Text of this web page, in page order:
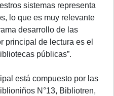
sistemas representa
lo que es muy relevante
desarrollo de las
principal de lectura es el
públicas”.
está compuesto por las
N°13, Bibliotren,